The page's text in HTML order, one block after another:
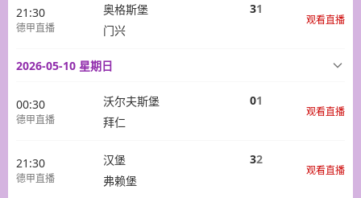
21:30
德甲直播
奥格斯堡
门兴
31
观看直播
2026-05-10 星期日
00:30
德甲直播
沃尔夫斯堡
拜仁
01
观看直播
21:30
德甲直播
汉堡
弗赖堡
32
观看直播